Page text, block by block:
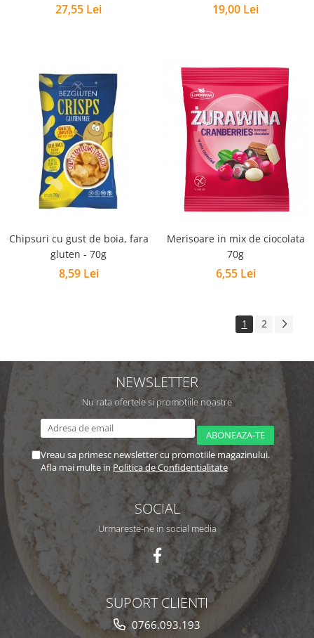
27,55 Lei 19,00 Lei
Chipsuri cu gust de boia, fara
gluten - 70g
8,59 Lei
Merisoare in mix de ciocolata
70g
6,55 Lei
1 2
NEWSLETTER
Nu rata ofertele si promotiile noastre
Vreau sa primesc newsletter cu promotiile magazinului.
Afla mai multe in Politica de Confidentialitate
SOCIAL
Urmareste-ne in social media
SUPORT CLIENTI
0766.093.193